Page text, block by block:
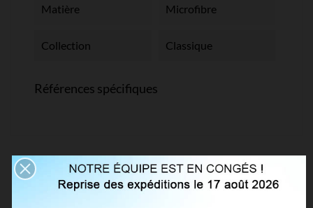
Matière Microfibre
Collection Classique
Références spécifiques
VOUS AIMEREZ AUSSI